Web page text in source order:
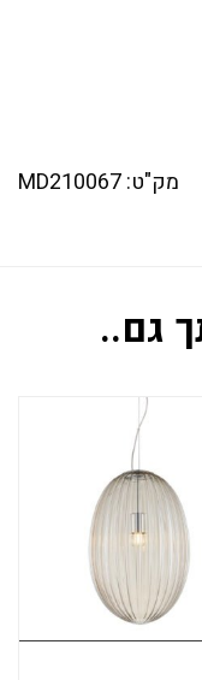
מק"ט: MD210067
גם..